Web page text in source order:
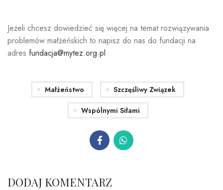
Jeżeli chcesz dowiedzieć się więcej na temat rozwiązywania
problemów małżeńskich to napisz do nas do fundacji na
adres fundacja@mytez.org.pl
Małżeństwo Szczęśliwy Związek
Wspólnymi Siłami
DODAJ KOMENTARZ